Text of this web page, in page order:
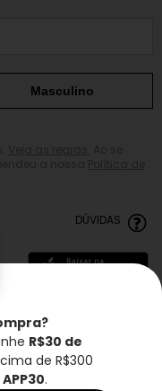
Masculino
DÚVIDAS
Entrega rápida
R$30 de
de R$300
.